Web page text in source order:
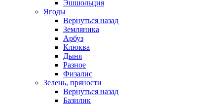
Эшшольция
Ягоды
Вернуться назад
Земляника
Арбуз
Клюква
Дыня
Разное
Физалис
Зелень, пряности
Вернуться назад
Базилик